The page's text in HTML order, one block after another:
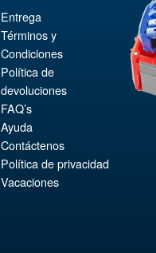
Entrega
Términos y
Condiciones
Política de
devoluciones
FAQ’s
Ayuda
Contáctenos
Política de privacidad
Vacaciones